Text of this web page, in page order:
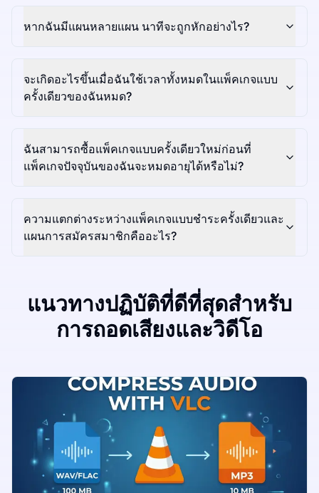
หากฉันมีแผนหลายแผน นาทีจะถูกหักอย่างไร?
จะเกิดอะไรขึ้นเมื่อฉันใช้เวลาทั้งหมดในแพ็คเกจแบบ
ครั้งเดียวของฉันหมด?
ฉันสามารถซื้อแพ็คเกจแบบครั้งเดียวใหม่ก่อนที่
แพ็คเกจปัจจุบันของฉันจะหมดอายุได้หรือไม่?
ความแตกต่างระหว่างแพ็คเกจแบบชำระครั้งเดียวและ
แผนการสมัครสมาชิกคืออะไร?
แนวทางปฏิบัติที่ดีที่สุดสำหรับ
การถอดเสียงและวิดีโอ